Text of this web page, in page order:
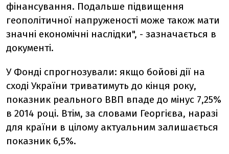
фінансування. Подальше підвищення
геополітичної напруженості може також мати
значні економічні наслідки", - зазначається в
документі.
У Фонді спрогнозували: якщо бойові дії на
сході України триватимуть до кінця року,
показник реального ВВП впаде до мінус 7,25%
в 2014 році. Втім, за словами Георгієва, наразі
для країни в цілому актуальним залишається
показник 6,5%.